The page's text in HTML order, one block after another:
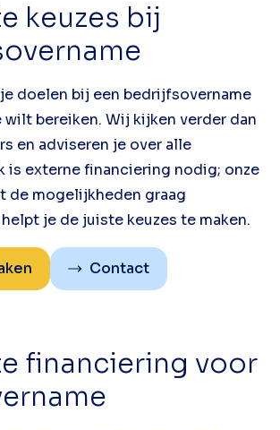
keuzes bij
doelen bij een bedrijfsovername
wilt bereiken. Wij kijken verder dan
en adviseren je over alle
is externe financiering nodig; onze
de mogelijkheden graag
je de juiste keuzes te maken.
Contact
financiering voor